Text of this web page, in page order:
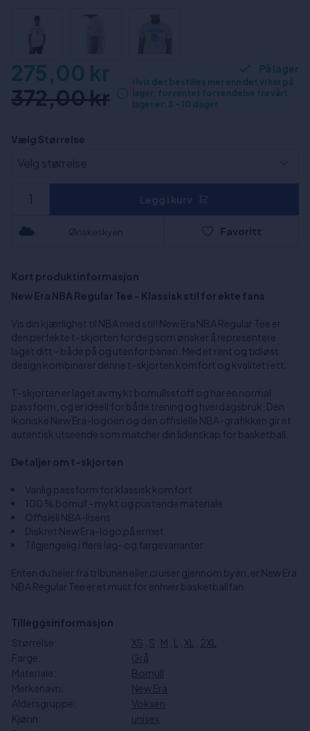
275,00 kr
372,00 kr
På lager
Hvis det bestilles mer enn det vi har på
lager, forventet forsendelse fra vårt
lager er: 3 - 10 dager
Vælg Størrelse
Ønskeskyen Favoritt
Kort produktinformasjon
New Era NBA Regular Tee - Klassisk stil for ekte fans
Vis din kjærlighet til NBA med stil! New Era NBA Regular Tee er
den perfekte t-skjorten for deg som ønsker å representere
laget ditt - både på og utenfor banen. Med et rent og tidløst
design kombinerer denne t-skjorten komfort og kvalitet i ett.
T-skjorten er laget av mykt bomullsstoff og har en normal
passform, og er ideell for både trening og hverdagsbruk. Den
ikoniske New Era-logoen og den offisielle NBA-grafikken gir et
autentisk utseende som matcher din lidenskap for basketball.
Detaljer om t-skjorten
Vanlig passform for klassisk komfort
100 % bomull - mykt og pustende materiale
Offisiell NBA-lisens
Diskret New Era-logo på ermet
Tilgjengelig i flere lag- og fargevarianter
Enten du heier fra tribunen eller cruiser gjennom byen, er New Era
NBA Regular Tee er et must for enhver basketballfan.
Tilleggsinformasjon
Størrelse:
XS S M L XL
2XL
Farge:
Grå
Materiale:
Bomull
Merkenavn:
New Era
Aldersgruppe:
Voksen
Kjønn:
unisex